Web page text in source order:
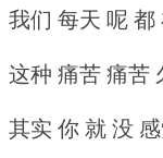
我们 每天 呢
这种 痛苦 痛苦
其实 你 就 没